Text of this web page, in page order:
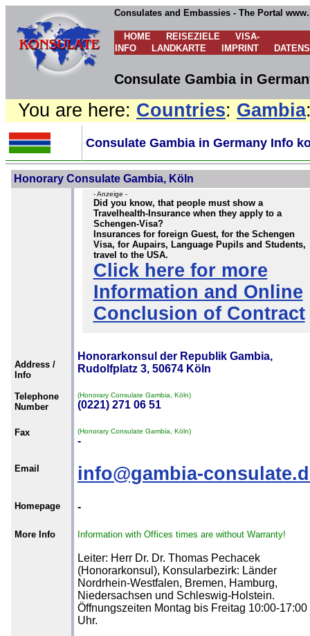
Consulates and Embassies - The Portal
HOME REISEZIELE
VISA-
INFO
LANDKARTE IMPRINT
Consulate Gambia in
You are here: Countries: Gambia
Consulate Gambia in Germany Info
Honorary Consulate Gambia, Köln
- Anzeige -
Did you know, that people must show a
Travelhealth-Insurance when they apply to a
Schengen-Visa?
Insurances for foreign Guest, for the Schengen
Visa, for Aupairs, Language Pupils and Students,
travel to the USA.
Click here for more
Information and Online
Conclusion of Contract
Address /
Info
Honorarkonsul der Republik Gambia,
Rudolfplatz 3, 50674 Köln
Telephone
Number
(Honorary Consulate Gambia, Köln)
(0221) 271 06 51
Fax (Honorary Consulate Gambia, Köln)
-
Email info@gambia-
Homepage -
More Info Information with Offices times are without Warranty!
Leiter: Herr Dr. Dr. Thomas Pechacek
(Honorarkonsul), Konsularbezirk: Länder
Nordrhein-Westfalen, Bremen, Hamburg,
Niedersachsen und Schleswig-Holstein.
Öffnungszeiten Montag bis Freitag 10:00-17:00
Uhr.